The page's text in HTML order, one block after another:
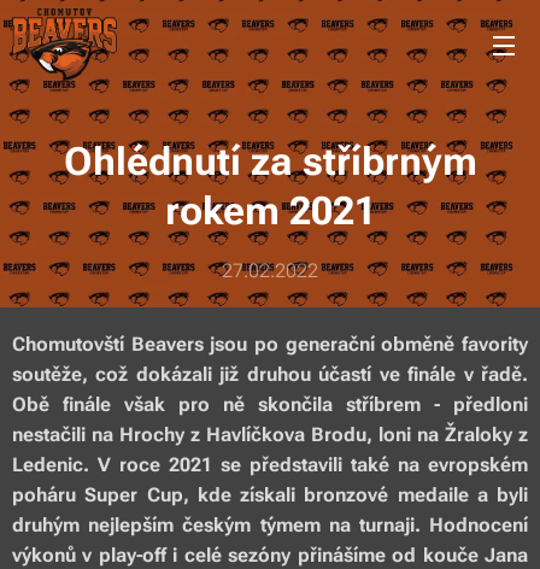
Ohlédnutí za stříbrným
rokem 2021
27.02.2022
Chomutovští Beavers jsou po generační obměně favority
soutěže, což dokázali již druhou účastí ve finále v řadě.
Obě finále však pro ně skončila stříbrem - předloni
nestačili na Hrochy z Havlíčkova Brodu, loni na Žraloky z
Ledenic. V roce 2021 se představili také na evropském
poháru Super Cup, kde získali bronzové medaile a byli
druhým nejlepším českým týmem na turnaji. Hodnocení
výkonů v play-off i celé sezóny přinášíme od kouče Jana